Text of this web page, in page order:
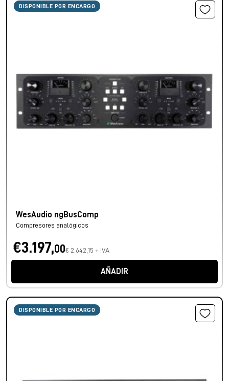
DISPONIBLE POR ENCARGO
WesAudio ngBusComp
Compresores analógicos
€3.197,00€ 2.642,15 + IVA
AÑADIR
DISPONIBLE POR ENCARGO